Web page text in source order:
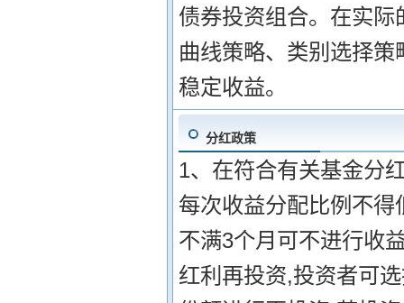
债券投资组合。在实
曲线策略、类别选择
稳定收益。
分红政策
1、在符合有关基金分
每次收益分配比例不
不满3个月可不进行收
红利再投资,投资者可